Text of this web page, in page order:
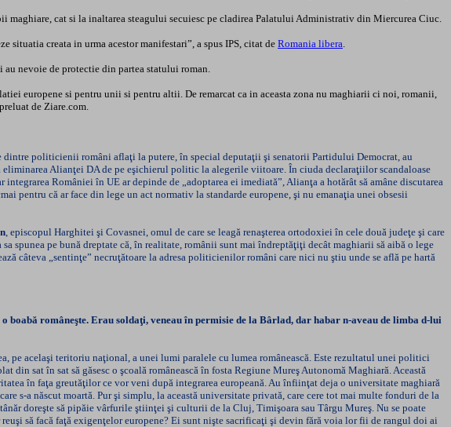
cat si la inaltarea steagului secuiesc pe cladirea Palatului Administrativ din Miercurea Ciuc.
situatia creata in urma acestor manifestari”, a spus IPS, citat de Romania libera
nevoie de protectie din partea statului roman.
europene si pentru unii si pentru altii. De remarcat ca in aceasta zona nu maghiarii ci noi, romanii,
de Ziare.com.
politicienii români aflaţi la putere, în special deputaţii şi senatorii Partidului Democrat, au
eliminarea Alianţei DA de pe eşichierul politic la alegerile viitoare. În ciuda declaraţiilor scandaloase
României în UE ar depinde de „adoptarea ei imediată”, Alianţa a hotărât să amâne discutarea
pentru că ar face din lege un act normativ la standarde europene, şi nu emanaţia unei obsesii
, episcopul Harghitei şi Covasnei, omul de care se leagă renaşterea ortodoxiei în cele două judeţe şi care
pe bună dreptate că, în realitate, românii sunt mai îndreptăţiţi decât maghiarii să aibă o lege
câteva „sentinţe” necruţătoare la adresa politicienilor români care nici nu ştiu unde se află pe hartă
boabă româneşte. Erau soldaţi, veneau în permisie de la Bârlad, dar habar n-aveau de limba d-lui
pe acelaşi teritoriu naţional, a unei lumi paralele cu lumea românească. Este rezultatul unei politici
sat în sat să găsesc o şcoală românească în fosta Regiune Mureş Autonomă Maghiară. Această
în faţa greutăţilor ce vor veni după integrarea europeană. Au înfiinţat deja o universitate maghiară
s-a născut moartă. Pur şi simplu, la această universitate privată, care cere tot mai multe fonduri de la
doreşte să pipăie vârfurile ştiinţei şi culturii de la Cluj, Timişoara sau Târgu Mureş. Nu se poate
să facă faţă exigenţelor europene? Ei sunt nişte sacrificaţi şi devin fără voia lor fii de rangul doi ai